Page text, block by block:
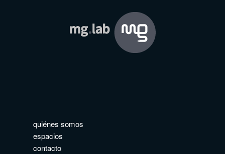
quiénes somos
espacios
contacto